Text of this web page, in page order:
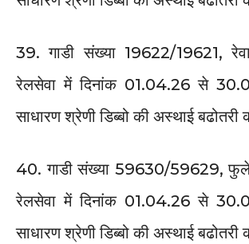
39. गाडी संख्या 19622/19621,
रेलसेवा में दिनांक 01.04.26 से
साधारण श्रेणी डिब्बो की अस्थाई बढोतरी
40. गाडी संख्या 59630/59629,
रेलसेवा में दिनांक 01.04.26 से
साधारण श्रेणी डिब्बो की अस्थाई बढोतरी